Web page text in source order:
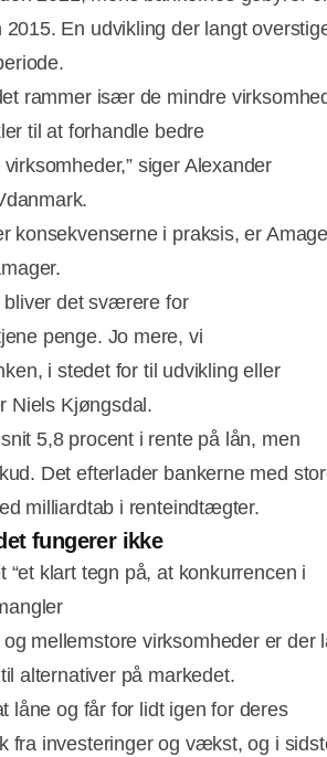
En udvikling der langt
rammer især de mindre
til at forhandle bedre
siger Alexander
konsekvenserne i praksis, er
bliver det sværere for
penge. Jo mere, vi
i stedet for til udvikling eller
Niels Kjøngsdal.
5,8 procent i rente på lån, men
Det efterlader bankerne med
milliardtab i renteindtægter.
fungerer ikke
klart tegn på, at konkurrencen i
mellemstore virksomheder er der
alternativer på markedet.
låne og får for lidt igen for deres
investeringer og vækst, og i